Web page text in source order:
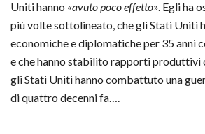
Uniti hanno «avuto poco effetto». Egli ha
più volte sottolineato, che gli Stati Uniti
economiche e diplomatiche per 35 anni
e che hanno stabilito rapporti produttivi
gli Stati Uniti hanno combattuto una
di quattro decenni fa….